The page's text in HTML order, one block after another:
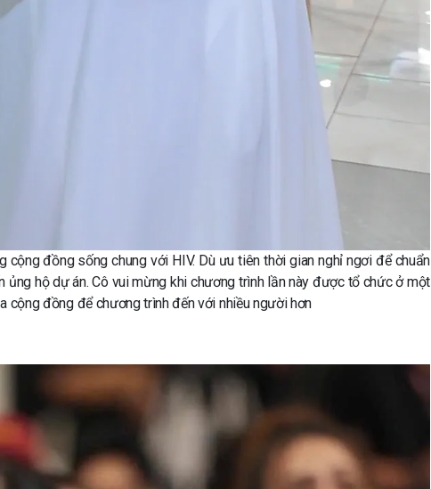
cộng đồng sống chung với HIV. Dù ưu tiên thời gian nghỉ ngơi để chuẩn
hộ dự án. Cô vui mừng khi chương trình lần này được tổ chức ở một
cộng đồng để chương trình đến với nhiều người hơn